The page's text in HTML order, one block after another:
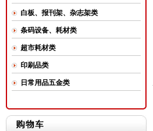
白板、报刊架、杂志架类
条码设备、耗材类
超市耗材类
印刷品类
日常用品五金类